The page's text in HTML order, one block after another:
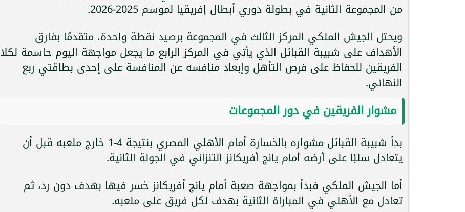
من المجموعة الثانية في بطولة دوري أبطال إفريقيا لموسم 2025-2026.
ويحتل الجيش الملكي المركز الثالث في المجموعة برصيد نقطة واحدة، متقدمًا بفارق
الأهداف على شبيبة القبائل الذي يأتي في المركز الرابع ما يجعل مواجهة اليوم حاسمة لكلا
الفريقين للحفاظ على فرص التأهل وإبعاد منافسه عن المنافسة على إحدى بطاقتي ربع
النهائي.
مشوار الفريقين في دور المجموعات
بدأ شبيبة القبائل مشواره بالخسارة أمام الأهلي المصري بنتيجة 4-1 خارج ملعبه قبل أن
يتعادل سلبًا على أرضه أمام يانج أفريكانز التنزاني في الجولة الثانية.
أما الجيش الملكي فبدأ بمواجهة صعبة أمام يانج أفريكانز خسر فيها بهدف دون رد، ثم
تعادل مع الأهلي في المباراة الثانية بهدف لكل فريق على ملعبه.